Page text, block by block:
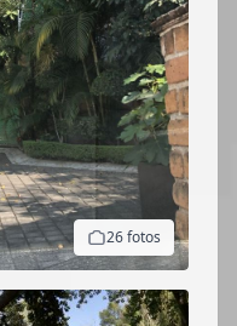
26 fotos